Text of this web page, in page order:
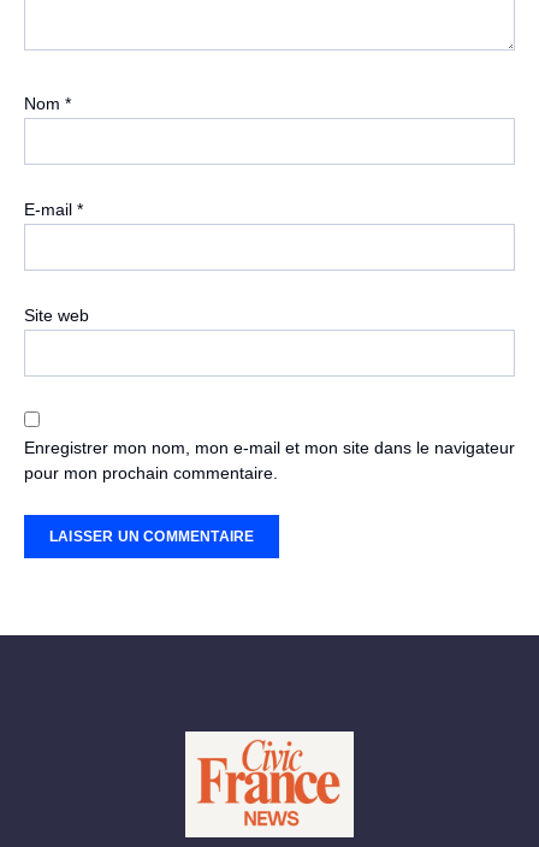
Nom *
E-mail *
Site web
Enregistrer mon nom, mon e-mail et mon site dans le navigateur
pour mon prochain commentaire.